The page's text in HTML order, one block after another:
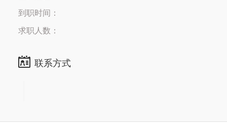
到职时间：
求职人数：
联系方式